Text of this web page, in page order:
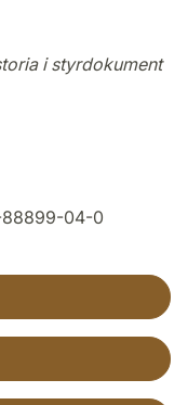
i styrdokument
88899-04-0